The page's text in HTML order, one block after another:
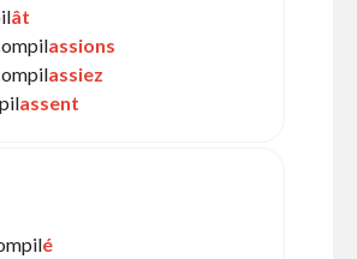
ât
assions
assiez
assent
é